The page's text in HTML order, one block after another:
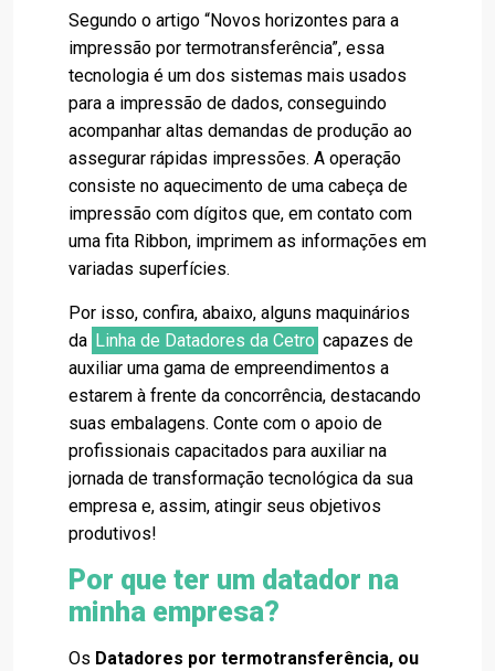
Segundo o artigo “Novos horizontes para a
impressão por termotransferência”, essa
tecnologia é um dos sistemas mais usados
para a impressão de dados, conseguindo
acompanhar altas demandas de produção ao
assegurar rápidas impressões. A operação
consiste no aquecimento de uma cabeça de
impressão com dígitos que, em contato com
uma fita Ribbon, imprimem as informações em
variadas superfícies.
Por isso, confira, abaixo, alguns maquinários
da Linha de Datadores da Cetro capazes de
auxiliar uma gama de empreendimentos a
estarem à frente da concorrência, destacando
suas embalagens. Conte com o apoio de
profissionais capacitados para auxiliar na
jornada de transformação tecnológica da sua
empresa e, assim, atingir seus objetivos
produtivos!
Por que ter um datador na
minha empresa?
Os Datadores por termotransferência, ou